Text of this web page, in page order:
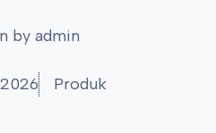
by admin
Produk